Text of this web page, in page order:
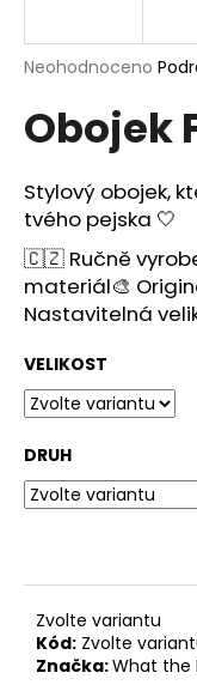
Průměrné
produktu
je
z
5
hvězdiček.
Neohodnoceno
Obojek
Stylový obojek,
tvého pejska 🤍
🇨🇿 Ručně
materiál🎨
Nastavitelná
VELIKOST
DRUH
Zvolte variantu
Kód: Zvolte
Značka:What the
j
t
?
D
o
o
r
u
j
e
m
e